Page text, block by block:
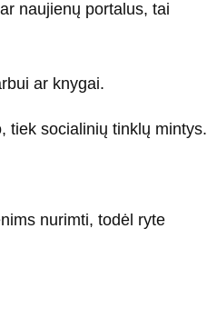
naujienų portalus, tai
ar knygai.
tiek socialinių tinklų mintys.
nurimti, todėl ryte